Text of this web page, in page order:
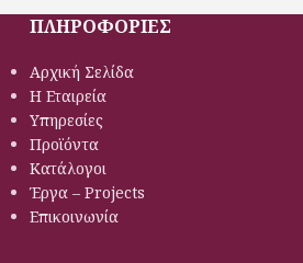
ΠΛΗΡΟΦΟΡΙΕΣ
Αρχική Σελίδα
Η Εταιρεία
Υπηρεσίες
Προϊόντα
Κατάλογοι
Έργα – Projects
Επικοινωνία